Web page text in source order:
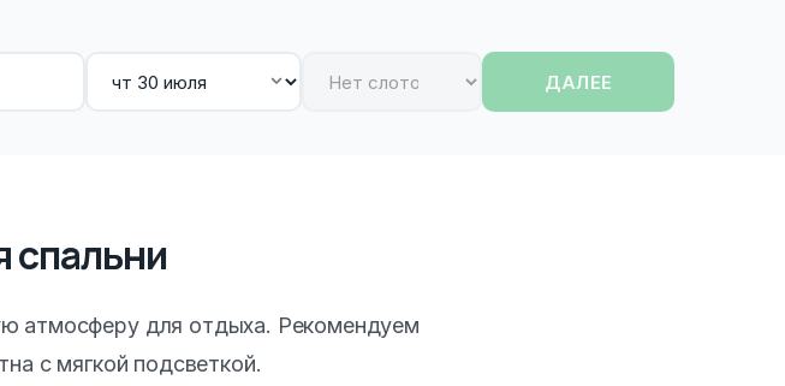
ДАЛЕЕ
спальни
атмосферу для отдыха. Рекомендуем
с мягкой подсветкой.